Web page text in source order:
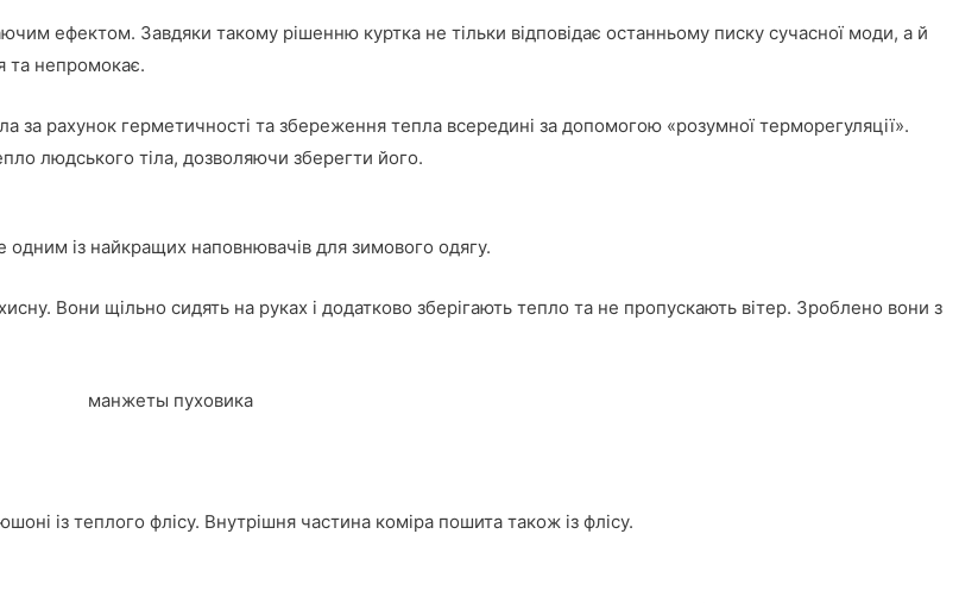
ефектом. Завдяки такому рішенню куртка не тільки відповідає останньому писку сучасної моди, а й
та непромокає.
за рахунок герметичності та збереження тепла всередині за допомогою «розумної терморегуляції».
людського тіла, дозволяючи зберегти його.
із найкращих наповнювачів для зимового одягу.
Вони щільно сидять на руках і додатково зберігають тепло та не пропускають вітер. Зроблено вони з
із теплого флісу. Внутрішня частина коміра пошита також із флісу.